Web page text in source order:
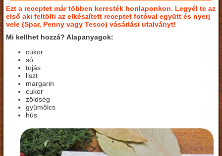
Ezt a receptet már többen keresték honlaponkon. Legyél te az
első aki feltölti az elkészített receptet fotóval együtt és nyerj
vele (Spar, Penny vagy Tesco) vásárlási utalványt!
Mi kellhet hozzá? Alapanyagok:
cukor
só
tojás
liszt
margarin
cukor
zöldség
gyümölcs
hús